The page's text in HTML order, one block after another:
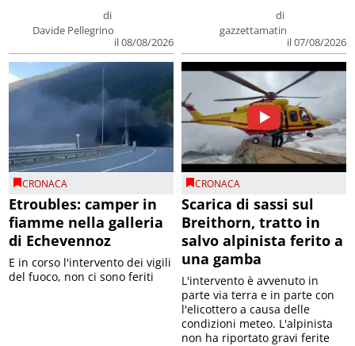
di
Davide Pellegrino
il 08/08/2026
di
gazzettamatin
il 07/08/2026
CRONACA
Etroubles: camper in
fiamme nella galleria
di Echevennoz
E in corso l'intervento dei vigili
del fuoco, non ci sono feriti
CRONACA
Scarica di sassi sul
Breithorn, tratto in
salvo alpinista ferito a
una gamba
L'intervento è avvenuto in
parte via terra e in parte con
l'elicottero a causa delle
condizioni meteo. L'alpinista
non ha riportato gravi ferite